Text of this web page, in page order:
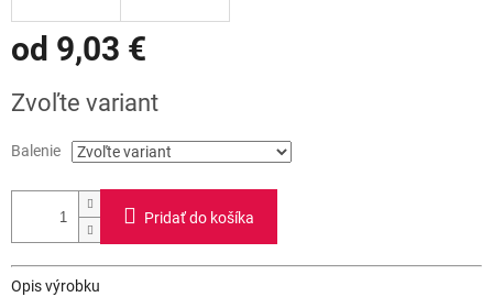
od 9,03 €
cena:
Zvoľte variant
Balenie
Pridať do košíka
Opis výrobku